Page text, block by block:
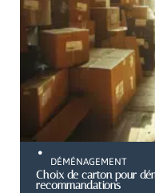
DÉMÉNAGEMENT
Choix de carton pour
recommandations